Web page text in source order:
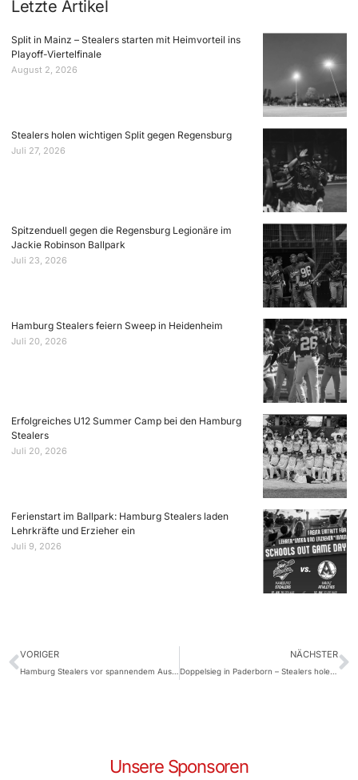
Letzte Artikel
Split in Mainz – Stealers starten mit Heimvorteil ins
Playoff-Viertelfinale
August 2, 2026
Stealers holen wichtigen Split gegen Regensburg
Juli 27, 2026
Spitzenduell gegen die Regensburg Legionäre im
Jackie Robinson Ballpark
Juli 23, 2026
Hamburg Stealers feiern Sweep in Heidenheim
Juli 20, 2026
Erfolgreiches U12 Summer Camp bei den Hamburg
Stealers
Juli 20, 2026
Ferienstart im Ballpark: Hamburg Stealers laden
Lehrkräfte und Erzieher ein
Juli 9, 2026
VORIGER NÄCHSTER
Doppelsieg in Paderborn – Stealers holen zwei Auswärtssiege bei den Untouchables
Unsere Sponsoren